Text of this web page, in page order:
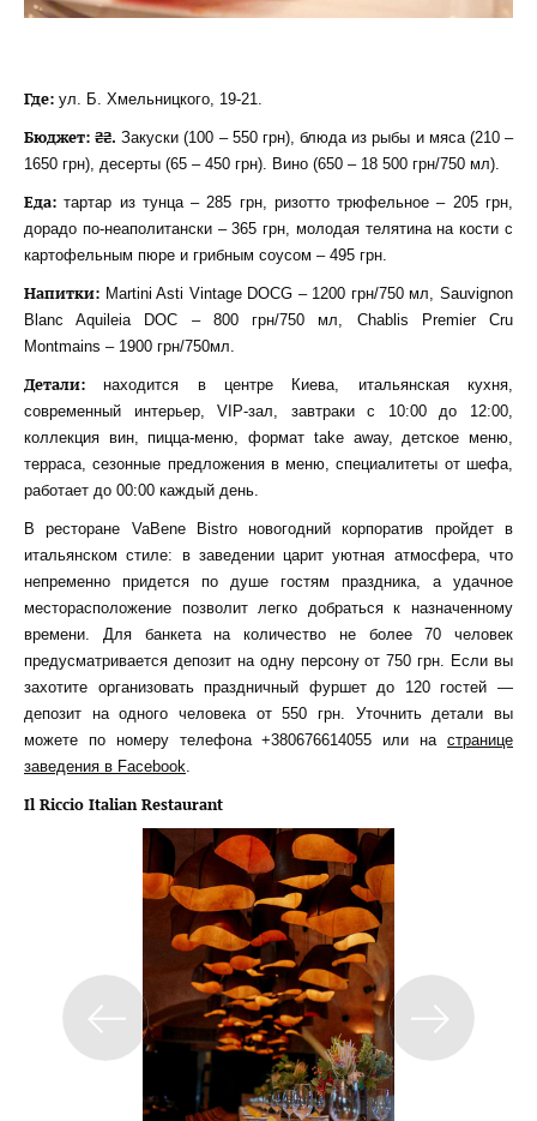
Где: ул. Б. Хмельницкого, 19-21.
Бюджет: ₴₴. Закуски (100 – 550 грн), блюда из рыбы и мяса (210 –
1650 грн), десерты (65 – 450 грн). Вино (650 – 18 500 грн/750 мл).
Еда:тартар из тунца – 285 грн, ризотто трюфельное – 205 грн,
дорадо по-неаполитански – 365 грн, молодая телятина на кости с
картофельным пюре и грибным соусом – 495 грн.
Напитки: Martini Asti Vintage DOCG – 1200 грн/750 мл, Sauvignon
Blanc Aquileia DOC – 800 грн/750 мл, Chablis Premier Cru
Montmains – 1900 грн/750мл.
Детали: находится в центре Киева, итальянская кухня,
современный интерьер, VIP-зал, завтраки с 10:00 до 12:00,
коллекция вин, пицца-меню, формат take away, детское меню,
терраса, сезонные предложения в меню, специалитеты от шефа,
работает до 00:00 каждый день.
В ресторане VaBene Bistro новогодний корпоратив пройдет в
итальянском стиле: в заведении царит уютная атмосфера, что
непременно придется по душе гостям праздника, а удачное
месторасположение позволит легко добраться к назначенному
времени. Для банкета на количество не более 70 человек
предусматривается депозит на одну персону от 750 грн. Если вы
захотите организовать праздничный фуршет до 120 гостей —
депозит на одного человека от 550 грн. Уточнить детали вы
можете по номеру телефона +380676614055 или на странице
заведения в Facebook.
Il Riccio Italian Restaurant